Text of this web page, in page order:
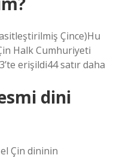
Çince)Hu
Halk Cumhuriyeti
erişildi44 satır daha
dini
Çin dininin